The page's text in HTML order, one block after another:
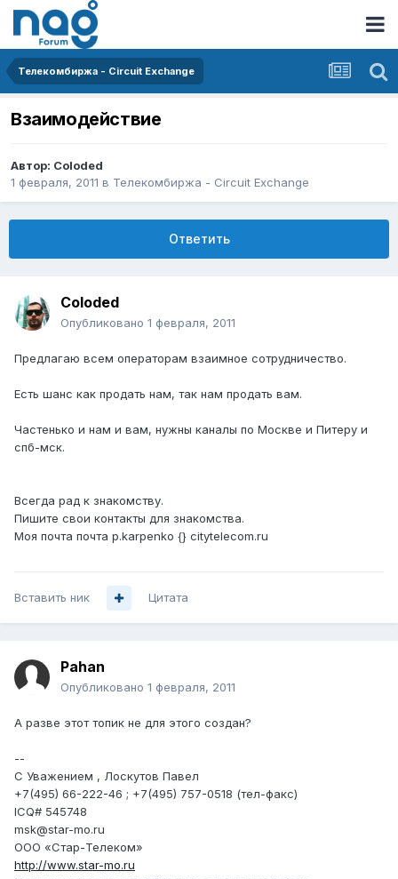
Телекомбиржа - Circuit Exchange
Взаимодействие
Автор: Coloded
1 февраля, 2011 в Телекомбиржа - Circuit Exchange
Ответить
Coloded
Опубликовано 1 февраля, 2011
Предлагаю всем операторам взаимное сотрудничество.
Есть шанс как продать нам, так нам продать вам.
Частенько и нам и вам, нужны каналы по Москве и Питеру и
спб-мск.
Всегда рад к знакомству.
Пишите свои контакты для знакомства.
Моя почта почта p.karpenko {} citytelecom.ru
Вставить ник Цитата
Pahan
Опубликовано 1 февраля, 2011
А разве этот топик не для этого создан?
--
С Уважением , Лоскутов Павел
+7(495) 66-222-46 ; +7(495) 757-0518 (тел-факс)
ICQ# 545748
msk@star-mo.ru
ООО «Стар-Телеком»
http://www.star-mo.ru